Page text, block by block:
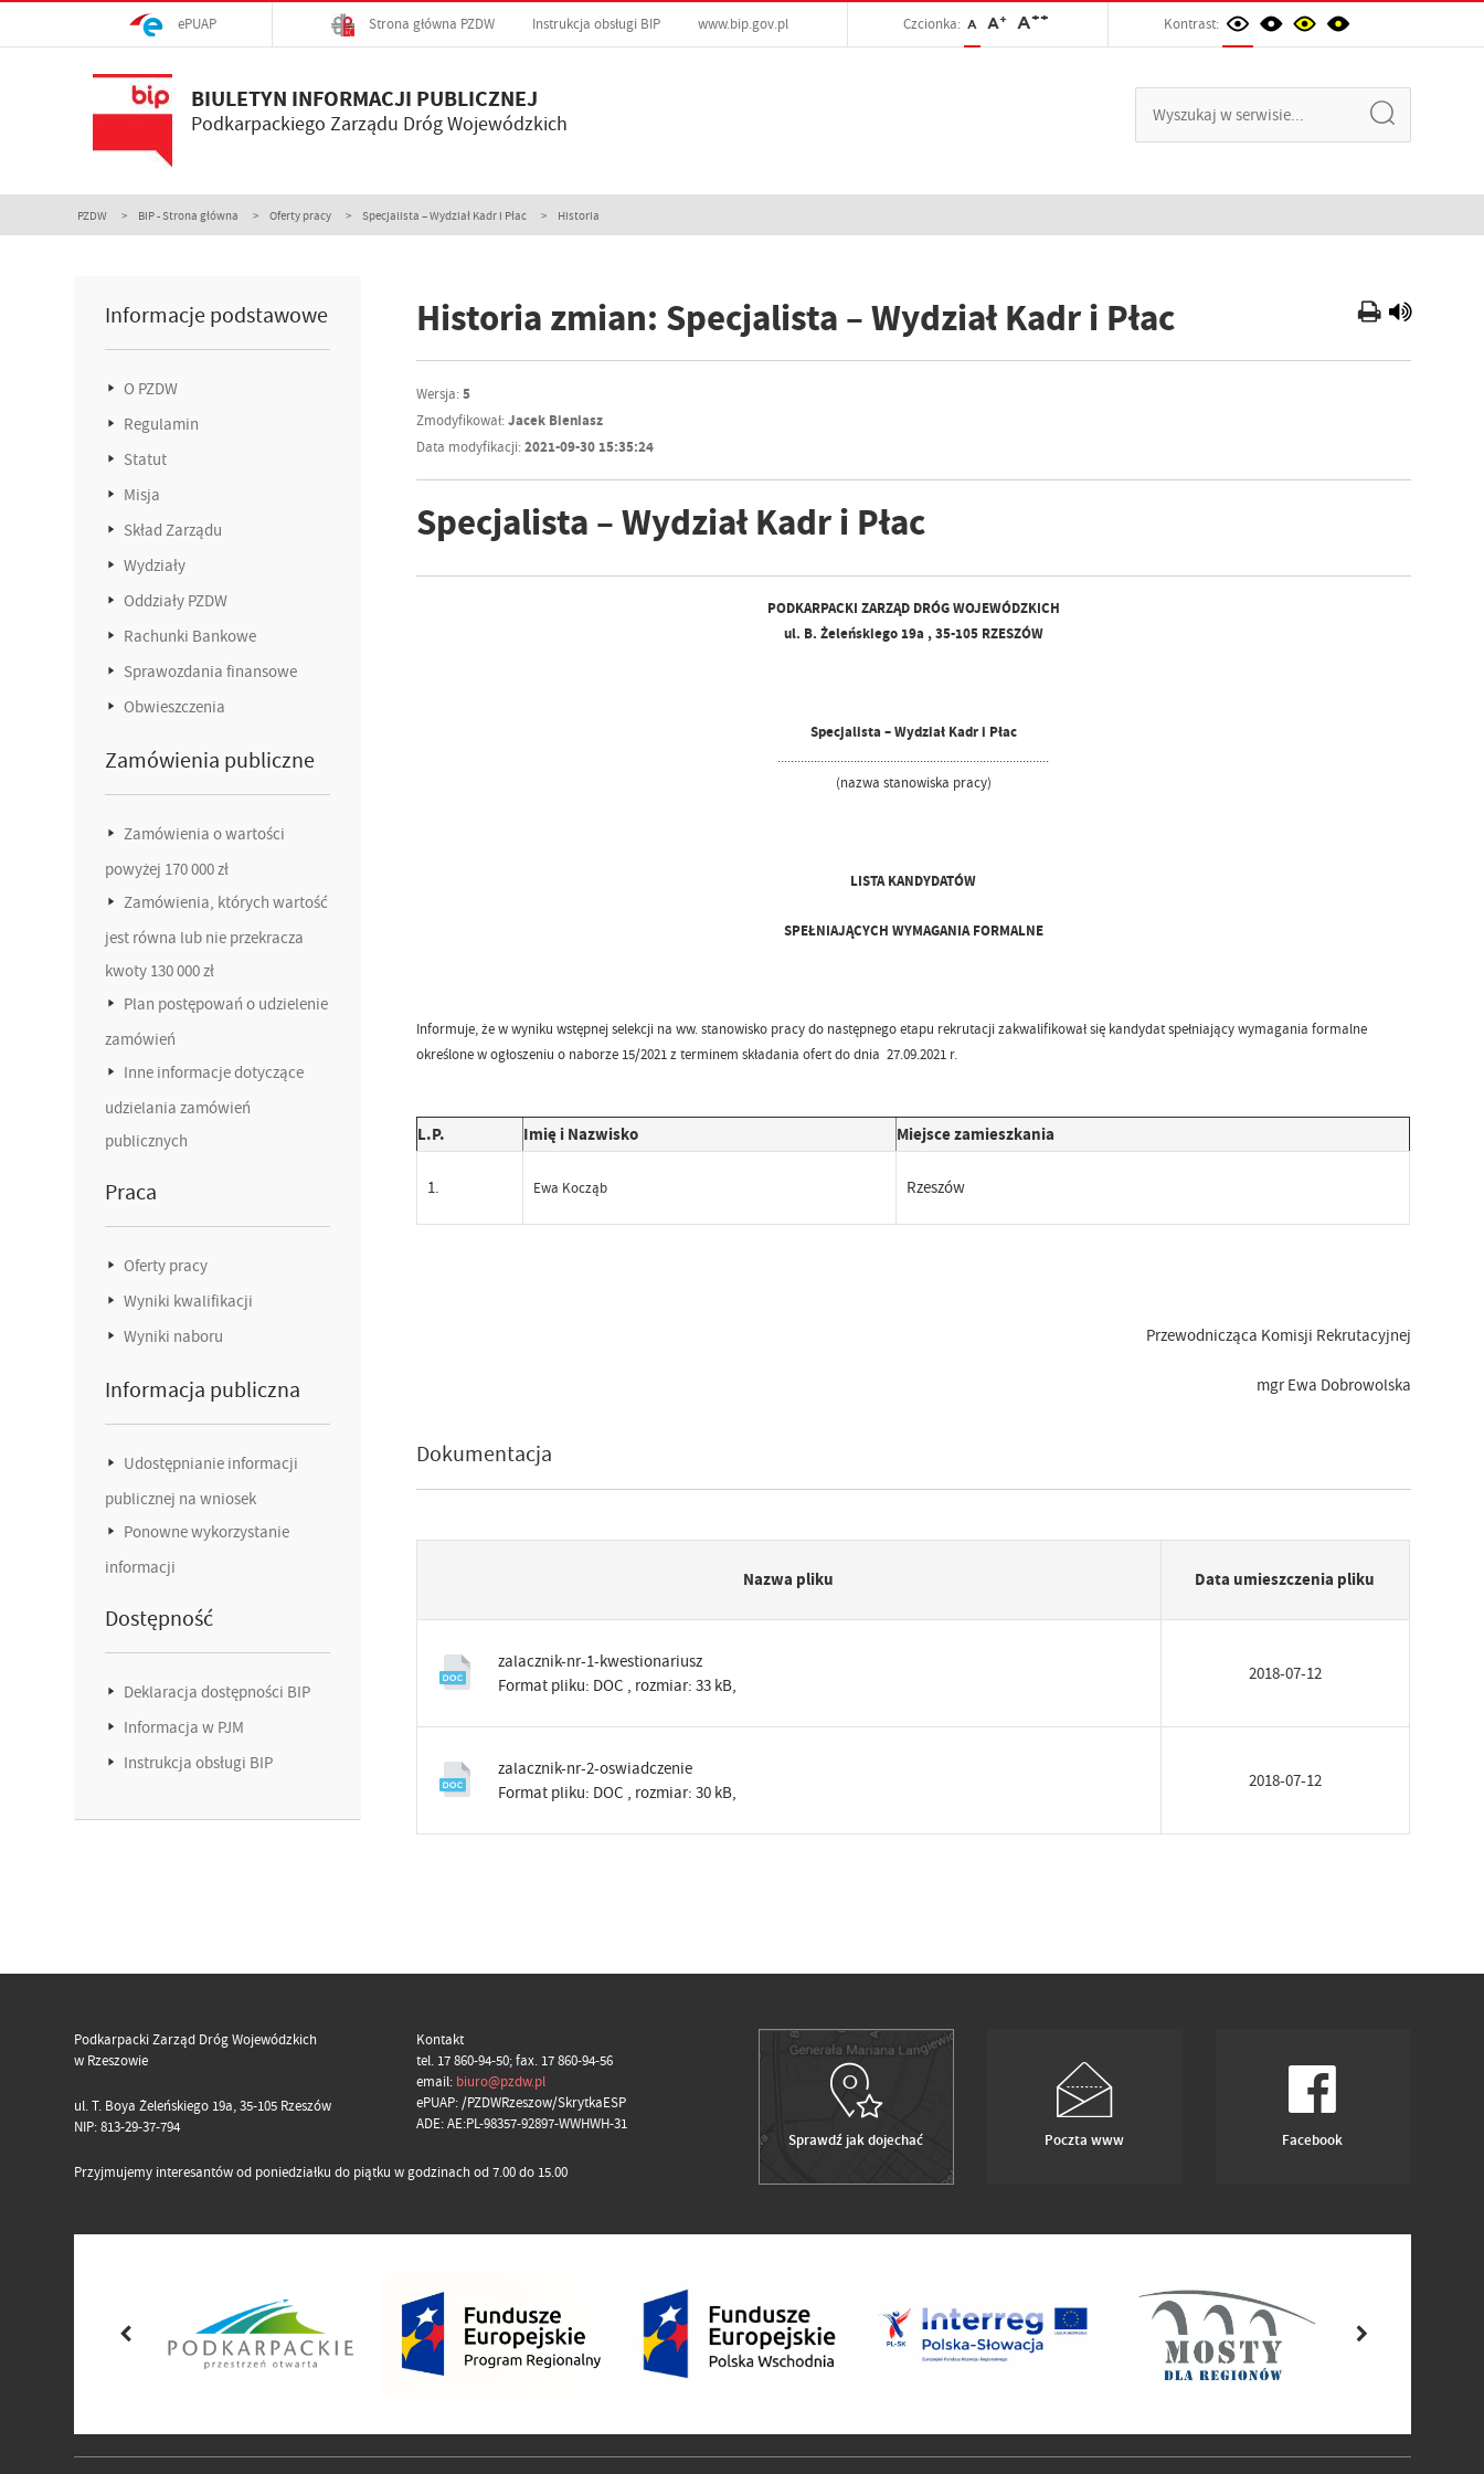
ePUAP Strona główna PZDW Instrukcja obsługi BIP www.bip.gov.pl Czcionka: A A+ A++ Kontrast:
BIULETYN INFORMACJI PUBLICZNEJ
Podkarpackiego Zarządu Dróg Wojewódzkich
PZDW BIP - Strona główna Oferty pracy Specjalista – Wydział Kadr i Płac Historia
Informacje podstawowe
O PZDW
Regulamin
Statut
Misja
Skład Zarządu
Wydziały
Oddziały PZDW
Rachunki Bankowe
Sprawozdania finansowe
Obwieszczenia
Zamówienia publiczne
Zamówienia o wartości
powyżej 170 000 zł
Zamówienia, których wartość
jest równa lub nie przekracza
kwoty 130 000 zł
Plan postępowań o udzielenie
zamówień
Inne informacje dotyczące
udzielania zamówień
publicznych
Praca
Oferty pracy
Wyniki kwalifikacji
Wyniki naboru
Informacja publiczna
Udostępnianie informacji
publicznej na wniosek
Ponowne wykorzystanie
informacji
Dostępność
Deklaracja dostępności BIP
Informacja w PJM
Instrukcja obsługi BIP
Historia zmian: Specjalista – Wydział Kadr i Płac
Wersja:5
Zmodyfikował:Jacek Bieniasz
Data modyfikacji:2021-09-30 15:35:24
Specjalista – Wydział Kadr i Płac
PODKARPACKI ZARZĄD DRÓG WOJEWÓDZKICH
ul. B. Żeleńskiego 19a , 35-105 RZESZÓW
Specjalista – Wydział Kadr i Płac
..................................................................................
(nazwa stanowiska pracy)
LISTA KANDYDATÓW
SPEŁNIAJĄCYCH WYMAGANIA FORMALNE
Informuje, że w wyniku wstępnej selekcji na ww. stanowisko pracy do następnego etapu rekrutacji zakwalifikował się kandydat spełniający wymagania formalne
określone w ogłoszeniu o naborze 15/2021 z terminem składania ofert do dnia 27.09.2021 r.
L.P. Imię i Nazwisko Miejsce zamieszkania
1. Ewa Kocząb Rzeszów
Przewodnicząca Komisji Rekrutacyjnej
mgr Ewa Dobrowolska
Dokumentacja
Nazwa pliku Data umieszczenia pliku
zalacznik-nr-1-kwestionariusz
Format pliku: DOC , rozmiar: 33 kB,
2018-07-12
zalacznik-nr-2-oswiadczenie
Format pliku: DOC , rozmiar: 30 kB,
2018-07-12
Podkarpacki Zarząd Dróg Wojewódzkich
w Rzeszowie
ul. T. Boya Żeleńskiego 19a, 35-105 Rzeszów
NIP: 813-29-37-794
Kontakt
tel. 17 860-94-50; fax. 17 860-94-56
email: biuro@pzdw.pl
ePUAP: /PZDWRzeszow/SkrytkaESP
ADE: AE:PL-98357-92897-WWHWH-31
Przyjmujemy interesantów od poniedziałku do piątku w godzinach od 7.00 do 15.00
Sprawdź jak dojechać Poczta www Facebook